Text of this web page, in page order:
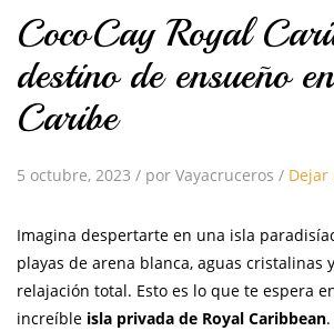
CocoCay Royal
destino de ensueño
Caribe
5 octubre, 2023 / por Vayacruceros /
Imagina despertarte en una isla
playas de arena blanca, aguas cristalinas
relajación total. Esto es lo que te espera
increíble isla privada de Royal Caribbean